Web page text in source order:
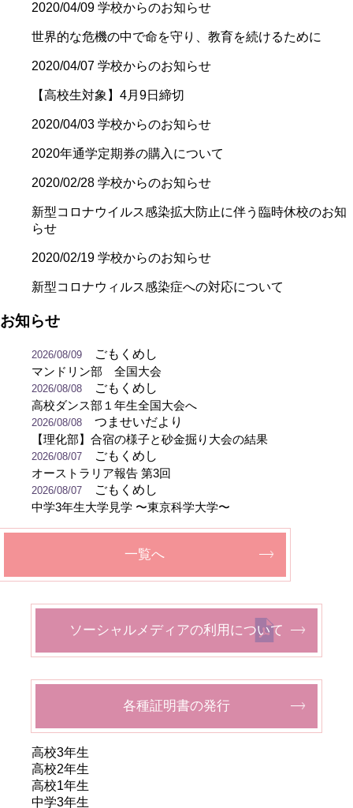
2020/04/09 学校からのお知らせ
世界的な危機の中で命を守り、教育を続けるために
2020/04/07 学校からのお知らせ
【高校生対象】4月9日締切
2020/04/03 学校からのお知らせ
2020年通学定期券の購入について
2020/02/28 学校からのお知らせ
新型コロナウイルス感染拡大防止に伴う臨時休校のお知
らせ
2020/02/19 学校からのお知らせ
新型コロナウィルス感染症への対応について
お知らせ
2026/08/09
ごもくめし
マンドリン部 全国大会
2026/08/08
ごもくめし
高校ダンス部１年生全国大会へ
2026/08/08
つませいだより
【理化部】合宿の様子と砂金掘り大会の結果
2026/08/07
ごもくめし
オーストラリア報告 第3回
2026/08/07
ごもくめし
中学3年生大学見学 〜東京科学大学〜
一覧へ
ソーシャルメディアの利用について
各種証明書の発行
高校3年生
高校2年生
高校1年生
中学3年生